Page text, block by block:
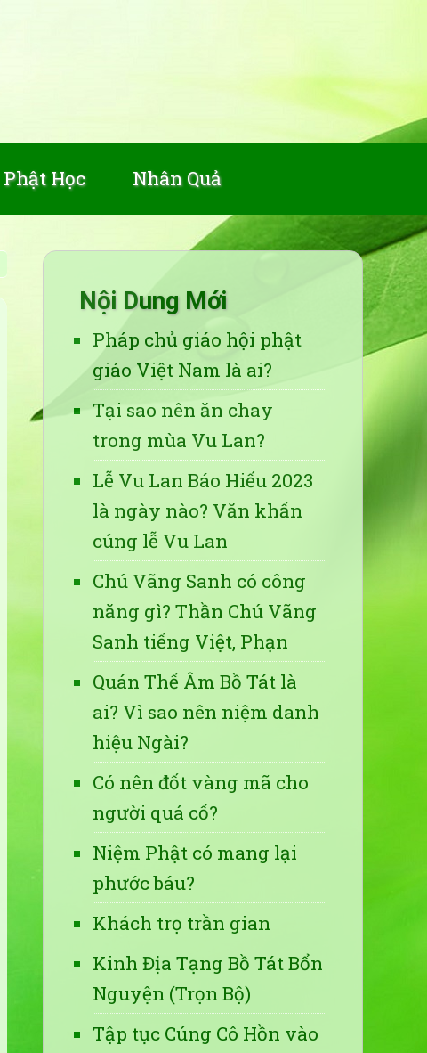
Phật Học Nhân Quả
Nội Dung Mới
Pháp chủ giáo hội phật
giáo Việt Nam là ai?
Tại sao nên ăn chay
trong mùa Vu Lan?
Lễ Vu Lan Báo Hiếu 2023
là ngày nào? Văn khấn
cúng lễ Vu Lan
Chú Vãng Sanh có công
năng gì? Thần Chú Vãng
Sanh tiếng Việt, Phạn
Quán Thế Âm Bồ Tát là
ai? Vì sao nên niệm danh
hiệu Ngài?
Có nên đốt vàng mã cho
người quá cố?
Niệm Phật có mang lại
phước báu?
Khách trọ trần gian
Kinh Địa Tạng Bồ Tát Bổn
Nguyện (Trọn Bộ)
Tập tục Cúng Cô Hồn vào